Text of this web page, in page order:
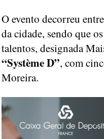
O evento decorreu
da cidade, sendo que
talentos, designada
“Système D”, com
Moreira.